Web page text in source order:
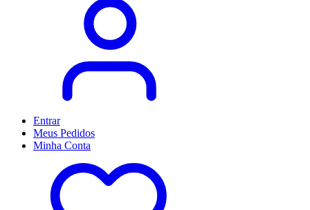
Entrar
Meus Pedidos
Minha Conta